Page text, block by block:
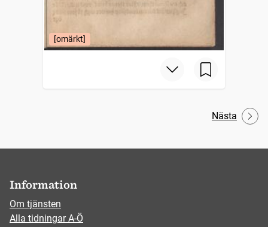
[omärkt]
Nästa
Information
Om tjänsten
Alla tidningar A-Ö